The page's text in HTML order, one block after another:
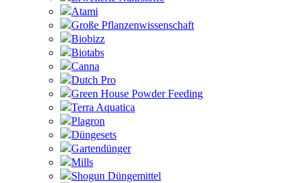
Atami
Große Pflanzenwissenschaft
Biobizz
Biotabs
Canna
Dutch Pro
Green House Powder Feeding
Terra Aquatica
Plagron
Düngesets
Gartendünger
Mills
Shogun Düngemittel